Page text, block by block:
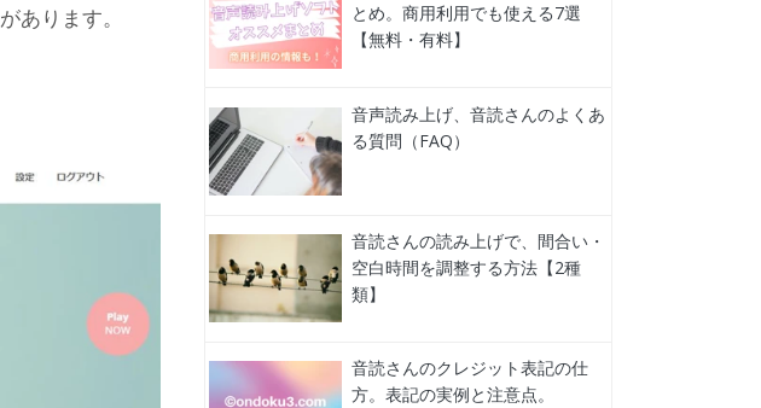
があります。
とめ。商用利用でも使える7選
【無料・有料】
音声読み上げ、音読さんのよくあ
る質問（FAQ）
音読さんの読み上げで、間合い・
空白時間を調整する方法【2種
類】
音読さんのクレジット表記の仕
方。表記の実例と注意点。